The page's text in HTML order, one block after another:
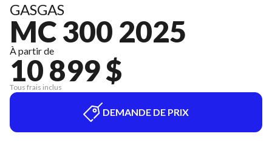
GASGAS
MC 300 2025
À partir de
10 899 $
Tous frais inclus
DEMANDE DE PRIX